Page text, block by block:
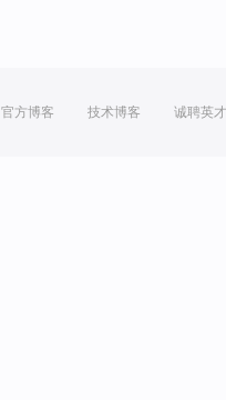
官方博客 技术博客 诚聘英才